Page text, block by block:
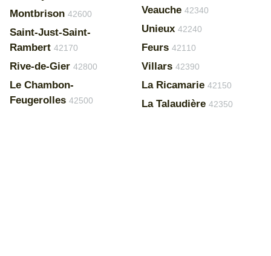
Montbrison 42600
Saint-Just-Saint-
Rambert 42170
Rive-de-Gier 42800
Le Chambon-
Feugerolles 42500
Veauche 42340
Unieux 42240
Feurs 42110
Villars 42390
La Ricamarie 42150
La Talaudière 42350